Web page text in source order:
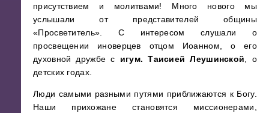
присутствием и молитвами! Много нового мы
услышали от представителей общины
«Просветитель». С интересом слушали о
просвещении иноверцев отцом Иоанном, о его
духовной дружбе с игум. Таисией Леушинской , о
детских годах.
Люди самыми разными путями приближаются к Богу.
Наши прихожане становятся миссионерами,